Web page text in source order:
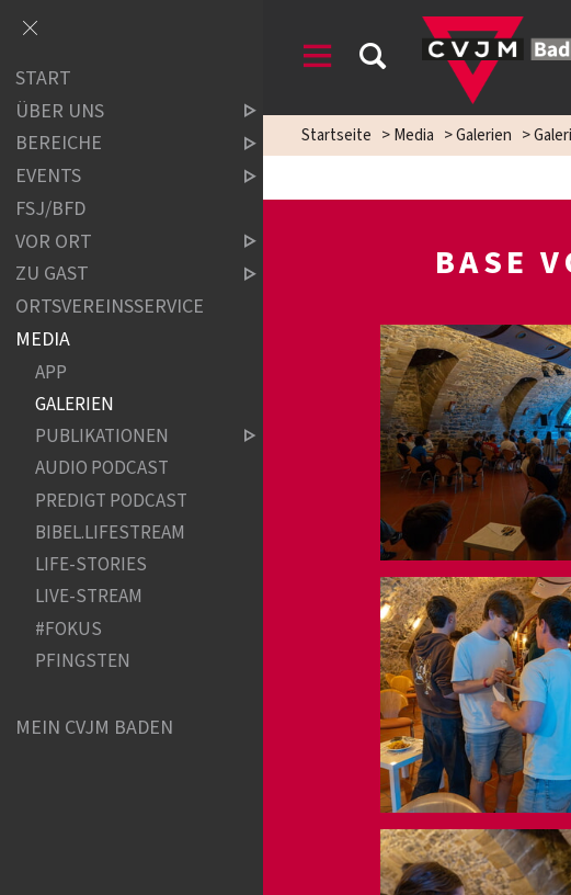
Startseite >Media >Galerien >
BASE
START
ÜBER UNS
BEREICHE
EVENTS
FSJ/BFD
VOR ORT
ZU GAST
ORTSVEREINSSERVICE
MEDIA
APP
GALERIEN
PUBLIKATIONEN
AUDIO PODCAST
PREDIGT PODCAST
BIBEL.LIFESTREAM
LIFE-STORIES
LIVE-STREAM
#FOKUS
PFINGSTEN
MEIN CVJM BADEN